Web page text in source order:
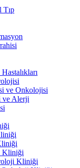
Tıp
ve Onkolojisi
ve Alerji
Kliniği
Kliniği